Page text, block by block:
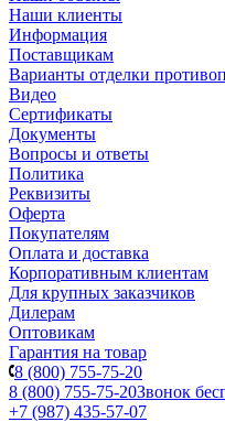
Наши клиенты
Информация
Поставщикам
Варианты отделки
Видео
Сертификаты
Документы
Вопросы и ответы
Политика
Реквизиты
Оферта
Покупателям
Оплата и доставка
Корпоративным клиентам
Для крупных заказчиков
Дилерам
Оптовикам
Гарантия на товар
8 (800) 755-75-20
8 (800) 755-75-20Звонок
+7 (987) 435-57-07